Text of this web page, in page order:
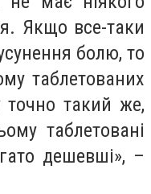
Якщо все-таки
болю, то
таблетованих
такий же,
таблетовані
дешевші», –